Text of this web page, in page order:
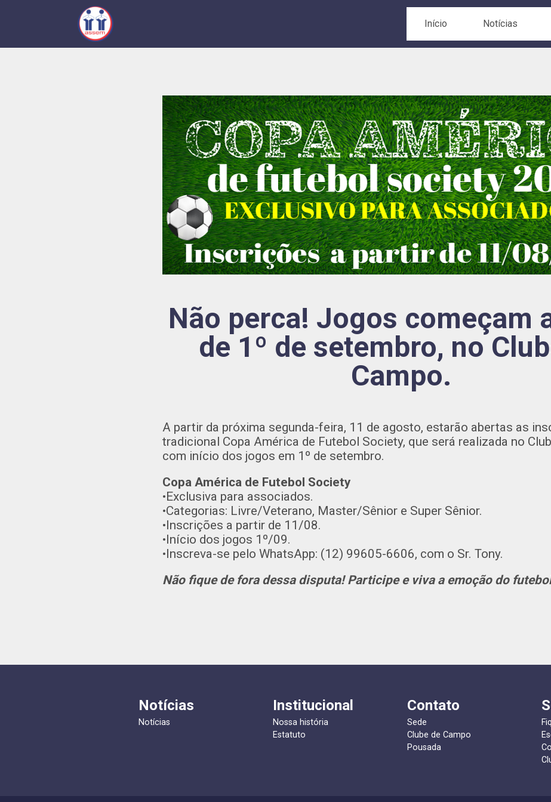
Início Notícias
Não perca! Jogos começam
de 1º de setembro, no
Campo.
A partir da próxima segunda-feira, 11 de agosto, estarão abertas as
tradicional Copa América de Futebol Society, que será realizada no
com início dos jogos em 1º de setembro.
Copa América de Futebol Society
•Exclusiva para associados.
•Categorias: Livre/Veterano, Master/Sênior e Super Sênior.
•Inscrições a partir de 11/08.
•Início dos jogos 1º/09.
•Inscreva-se pelo WhatsApp: (12) 99605-6606, com o Sr. Tony.
Não fique de fora dessa disputa! Participe e viva a emoção do
Notícias
Notícias
Institucional
Nossa história
Estatuto
Contato
Sede
Clube de Campo
Pousada